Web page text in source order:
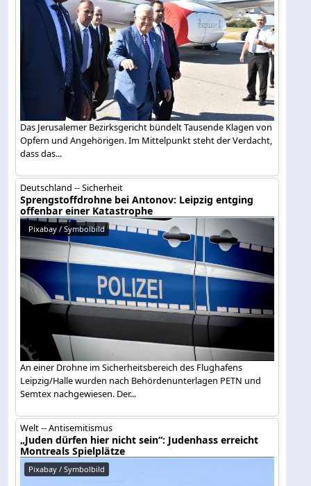
Das Jerusalemer Bezirksgericht bündelt Tausende Klagen von
Opfern und Angehörigen. Im Mittelpunkt steht der Verdacht,
dass das...
Deutschland -- Sicherheit
Sprengstoffdrohne bei Antonov: Leipzig entging
offenbar einer Katastrophe
Pixabay / Symbolbild
An einer Drohne im Sicherheitsbereich des Flughafens
Leipzig/Halle wurden nach Behördenunterlagen PETN und
Semtex nachgewiesen. Der...
Welt -- Antisemitismus
„Juden dürfen hier nicht sein“: Judenhass erreicht
Montreals Spielplätze
Pixabay / Symbolbild